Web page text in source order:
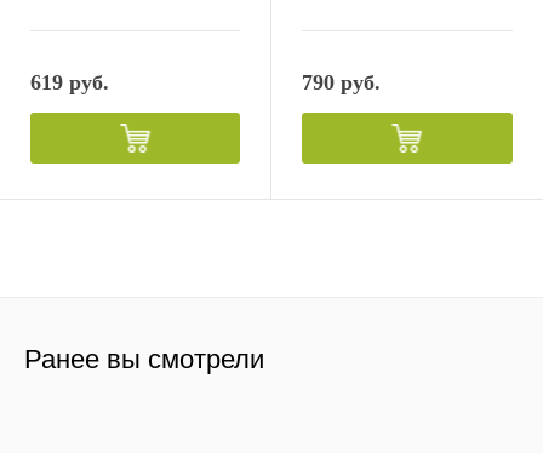
619 руб. 790 руб.
Ранее вы смотрели